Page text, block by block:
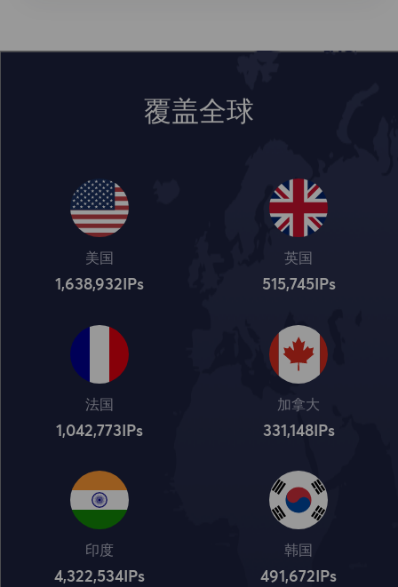
覆盖全球
美国
1,638,932 IPs
英国
515,745IPs
法国
1,042,773 IPs
加拿大
331,148IPs
印度
4,322,534 IPs
韩国
491,672 IPs